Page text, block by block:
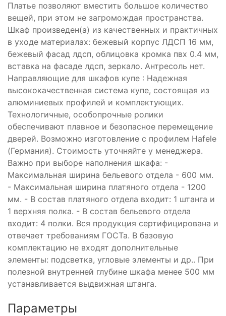
Платье позволяют вместить большое количество
вещей, при этом не загромождая пространства.
Шкаф произведен(а) из качественных и практичных
в уходе материалах: бежевый корпус ЛДСП 16 мм,
бежевый фасад лдсп, облицовка кромка пвх 0.4 мм,
вставка на фасаде лдсп, зеркало. Антресоль нет.
Направляющие для шкафов купе : Надежная
высококачественная система купе, состоящая из
алюминиевых профилей и комплектующих.
Технологичные, особопрочные ролики
обеспечивают плавное и безопасное перемещение
дверей. Возможно изготовление с профилем Hafele
(Германия). Стоимость уточняйте у менеджера.
Важно при выборе наполнения шкафа: -
Максимальная ширина бельевого отдела - 600 мм.
- Максимальная ширина платяного отдела - 1200
мм. - В состав платяного отдела входит: 1 штанга и
1 верхняя полка. - В состав бельевого отдела
входит: 4 полки. Вся продукция сертифицирована и
отвечает требованиям ГОСТа. В базовую
комплектацию не входят дополнительные
элементы: подсветка, угловые элементы и др.. При
полезной внутренней глубине шкафа менее 500 мм
устанавливается выдвижная штанга.
Параметры